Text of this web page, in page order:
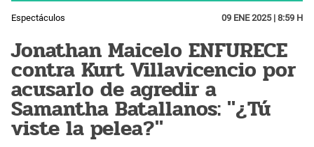
Espectáculos 09 ENE 2025 | 8:59 H
Jonathan Maicelo ENFURECE
contra Kurt Villavicencio por
acusarlo de agredir a
Samantha Batallanos: "¿Tú
viste la pelea?"